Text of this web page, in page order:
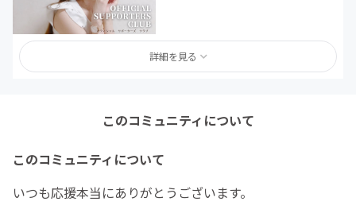
詳細を見る
このコミュニティについて
このコミュニティについて
いつも応援本当にありがとうございます。